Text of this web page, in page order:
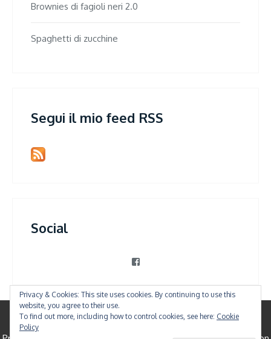
Brownies di fagioli neri 2.0
Spaghetti di zucchine
Segui il mio feed RSS
Social
View
on
Facebook
Privacy & Cookies: This site uses cookies. By continuing to use this
website, you agree to their use.
To find out more, including how to control cookies, see here: Cookie
Policy